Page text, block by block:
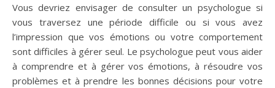
Vous devriez envisager de consulter un psychologue si
vous traversez une période difficile ou si vous avez
l’impression que vos émotions ou votre comportement
sont difficiles à gérer seul. Le psychologue peut vous aider
à comprendre et à gérer vos émotions, à résoudre vos
problèmes et à prendre les bonnes décisions pour votre